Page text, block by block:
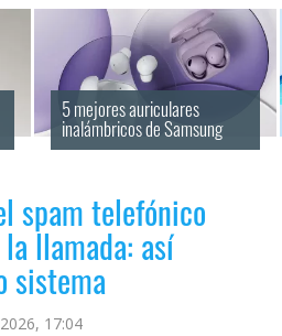
5 mejores auriculares
inalámbricos de Samsung
spam telefónico
llamada: así
sistema
17:04